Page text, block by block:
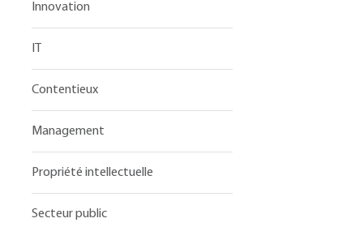
Innovation
Contentieux
Management
Propriété intellectuelle
Secteur public